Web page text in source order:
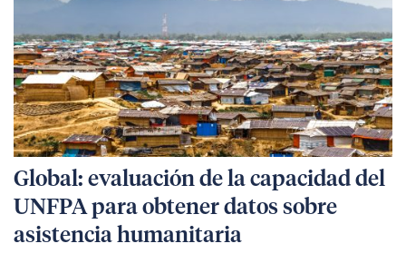
Global: evaluación de la capacidad del
UNFPA para obtener datos sobre
asistencia humanitaria